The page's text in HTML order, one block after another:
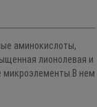
аминокислоты,
лионолевая и
микроэлементы.В нем